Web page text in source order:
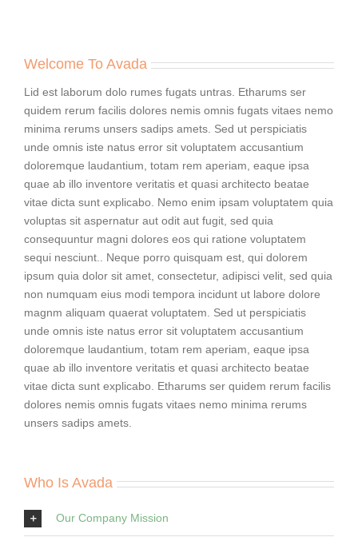
Welcome To Avada
Lid est laborum dolo rumes fugats untras. Etharums ser
quidem rerum facilis dolores nemis omnis fugats vitaes nemo
minima rerums unsers sadips amets. Sed ut perspiciatis
unde omnis iste natus error sit voluptatem accusantium
doloremque laudantium, totam rem aperiam, eaque ipsa
quae ab illo inventore veritatis et quasi architecto beatae
vitae dicta sunt explicabo. Nemo enim ipsam voluptatem quia
voluptas sit aspernatur aut odit aut fugit, sed quia
consequuntur magni dolores eos qui ratione voluptatem
sequi nesciunt.. Neque porro quisquam est, qui dolorem
ipsum quia dolor sit amet, consectetur, adipisci velit, sed quia
non numquam eius modi tempora incidunt ut labore dolore
magnm aliquam quaerat voluptatem. Sed ut perspiciatis
unde omnis iste natus error sit voluptatem accusantium
doloremque laudantium, totam rem aperiam, eaque ipsa
quae ab illo inventore veritatis et quasi architecto beatae
vitae dicta sunt explicabo. Etharums ser quidem rerum facilis
dolores nemis omnis fugats vitaes nemo minima rerums
unsers sadips amets.
Who Is Avada
Our Company Mission